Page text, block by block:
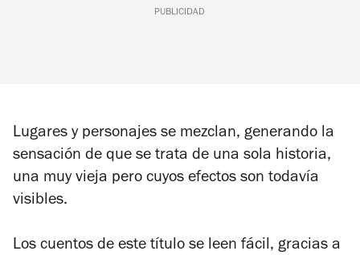
PUBLICIDAD
Lugares y personajes se mezclan, generando la
sensación de que se trata de una sola historia,
una muy vieja pero cuyos efectos son todavía
visibles.
Los cuentos de este título se leen fácil, gracias a